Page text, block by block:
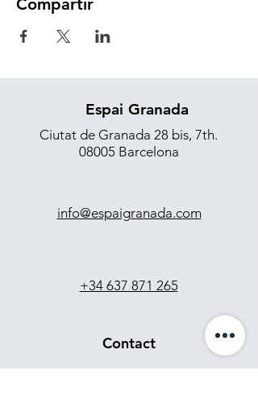
Compartir
Espai Granada
Ciutat de Granada 28 bis, 7th.
08005 Barcelona
info@espaigranada.com
+34 637 871 265
Contact